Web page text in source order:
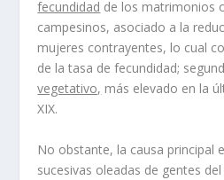
fecundidad de los matrimonios
campesinos, asociado a la
mujeres contrayentes, lo cual
de la tasa de fecundidad;
vegetativo, más elevado en la
XIX.
No obstante, la causa principal
sucesivas oleadas de gentes